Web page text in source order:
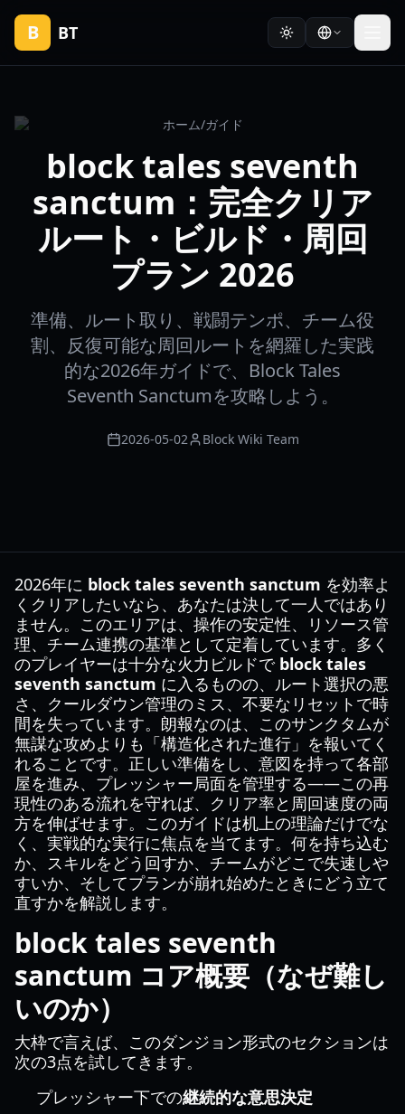
B BT
ホーム/ガイド
block tales seventh
sanctum：完全クリア
ルート・ビルド・周回
プラン 2026
準備、ルート取り、戦闘テンポ、チーム役
割、反復可能な周回ルートを網羅した実践
的な2026年ガイドで、Block Tales
Seventh Sanctumを攻略しよう。
2026-05-02 Block Wiki Team
2026年に block tales seventh sanctum を効率よ
くクリアしたいなら、あなたは決して一人ではあり
ません。このエリアは、操作の安定性、リソース管
理、チーム連携の基準として定着しています。多く
のプレイヤーは十分な火力ビルドで block tales
seventh sanctum に入るものの、ルート選択の悪
さ、クールダウン管理のミス、不要なリセットで時
間を失っています。朗報なのは、このサンクタムが
無謀な攻めよりも「構造化された進行」を報いてく
れることです。正しい準備をし、意図を持って各部
屋を進み、プレッシャー局面を管理する――この再
現性のある流れを守れば、クリア率と周回速度の両
方を伸ばせます。このガイドは机上の理論だけでな
く、実戦的な実行に焦点を当てます。何を持ち込む
か、スキルをどう回すか、チームがどこで失速しや
すいか、そしてプランが崩れ始めたときにどう立て
直すかを解説します。
block tales seventh
sanctum コア概要（なぜ難し
いのか）
大枠で言えば、このダンジョン形式のセクションは
次の3点を試してきます。
プレッシャー下での継続的な意思決定